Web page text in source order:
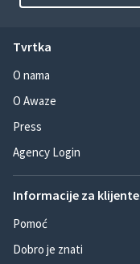
Tvrtka
O nama
O Awaze
Press
Agency Login
Informacije za klijente
Pomoć
Dobro je znati